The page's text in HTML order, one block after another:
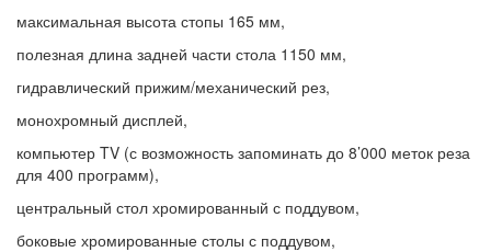
максимальная высота стопы 165 мм,
полезная длина задней части стола 1150 мм,
гидравлический прижим/механический рез,
монохромный дисплей,
компьютер TV (с возможность запоминать до 8’000 меток реза
для 400 программ),
центральный стол хромированный с поддувом,
боковые хромированные столы с поддувом,